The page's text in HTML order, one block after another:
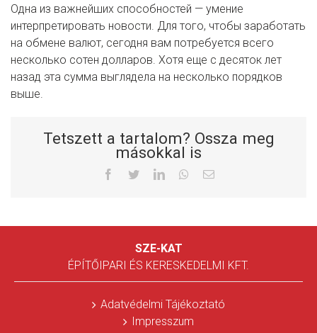
Одна из важнейших способностей — умение
интерпретировать новости. Для того, чтобы заработать
на обмене валют, сегодня вам потребуется всего
несколько сотен долларов. Хотя еще с десяток лет
назад эта сумма выглядела на несколько порядков
выше.
Tetszett a tartalom? Ossza meg
másokkal is
Facebook
TwitterLinkedInWhatsapp
Email
SZE-KAT
ÉPÍTŐIPARI ÉS KERESKEDELMI KFT.
Adatvédelmi Tájékoztató
Impresszum